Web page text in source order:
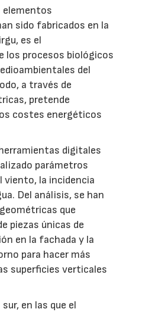
elementos
sido fabricados en la
es el
los procesos biológicos
del
a través de
pretende
costes energéticos
digitales
parámetros
viento, la incidencia
Del análisis, se han
que
piezas únicas de
en la fachada y la
para hacer más
superficies verticales
en las que el